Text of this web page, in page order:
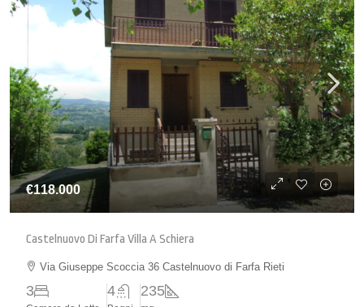
€118.000
Castelnuovo Di Farfa Villa A Schiera
Via Giuseppe Scoccia 36 Castelnuovo di Farfa Rieti
3 4 235